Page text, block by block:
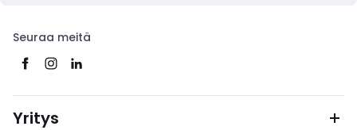
Seuraa meitä
Yritys